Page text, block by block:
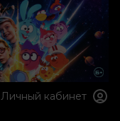
Личный кабинет